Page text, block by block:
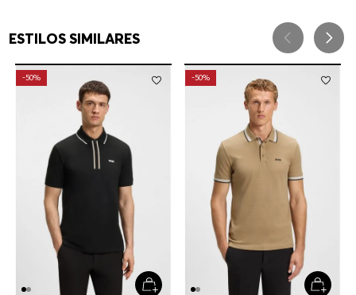
ESTILOS SIMILARES
-50% -50%